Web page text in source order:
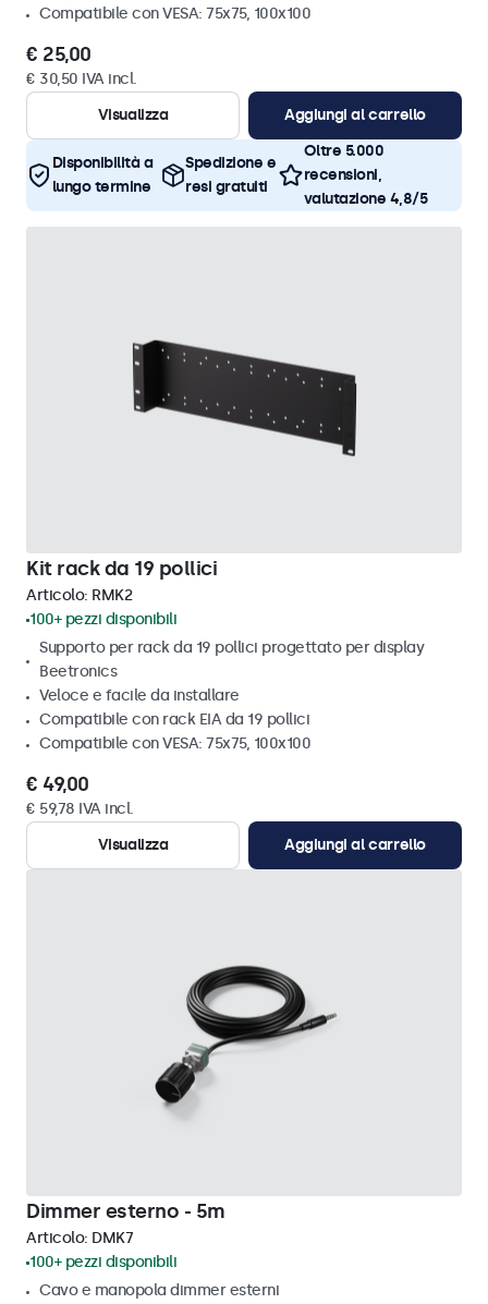
Compatibile con VESA: 75x75, 100x100
€ 25,00
€ 30,50 IVA incl.
Visualizza
Aggiungi al carrello
Disponibilità a
lungo termine
Spedizione e
resi gratuiti
Oltre 5.000
recensioni,
valutazione 4,8/5
Kit rack da 19 pollici
Articolo: RMK2
100+ pezzi disponibili
Supporto per rack da 19 pollici progettato per display
Beetronics
Veloce e facile da installare
Compatibile con rack EIA da 19 pollici
Compatibile con VESA: 75x75, 100x100
€ 49,00
€ 59,78 IVA incl.
Visualizza
Aggiungi al carrello
Dimmer esterno - 5m
Articolo: DMK7
100+ pezzi disponibili
Cavo e manopola dimmer esterni